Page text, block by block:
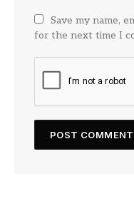
Save my name,
for the next time I